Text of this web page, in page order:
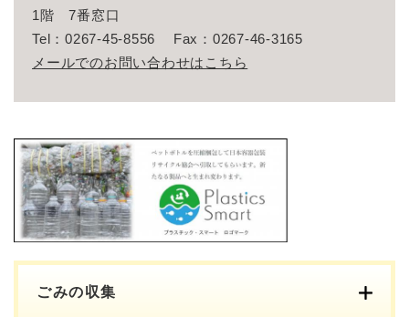
1階 7番窓口
Tel：0267-45-8556
Fax：0267-46-3165
メールでのお問い合わせはこちら
ごみの収集